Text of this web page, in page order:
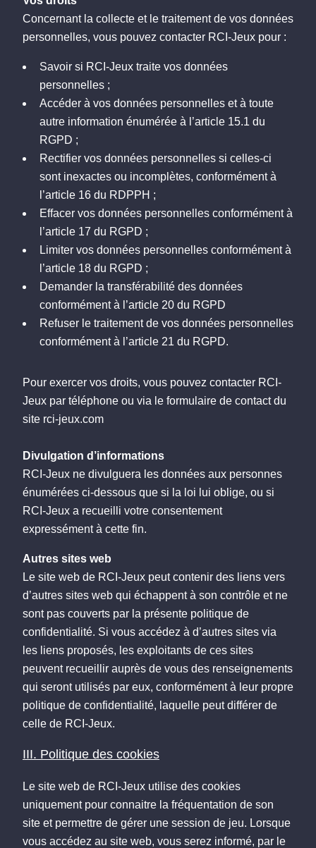
Concernant la collecte et le traitement de vos données
personnelles, vous pouvez contacter RCI-Jeux pour :
Savoir si RCI-Jeux traite vos données
personnelles ;
Accéder à vos données personnelles et à toute
autre information énumérée à l’article 15.1 du
RGPD ;
Rectifier vos données personnelles si celles-ci
sont inexactes ou incomplètes, conformément à
l’article 16 du RDPPH ;
Effacer vos données personnelles conformément à
l’article 17 du RGPD ;
Limiter vos données personnelles conformément à
l’article 18 du RGPD ;
Demander la transférabilité des données
conformément à l’article 20 du RGPD
Refuser le traitement de vos données personnelles
conformément à l’article 21 du RGPD.
Pour exercer vos droits, vous pouvez contacter RCI-
Jeux par téléphone ou via le formulaire de contact du
site rci-jeux.com
Divulgation d’informations
RCI-Jeux ne divulguera les données aux personnes
énumérées ci-dessous que si la loi lui oblige, ou si
RCI-Jeux a recueilli votre consentement
expressément à cette fin.
Autres sites web
Le site web de RCI-Jeux peut contenir des liens vers
d’autres sites web qui échappent à son contrôle et ne
sont pas couverts par la présente politique de
confidentialité. Si vous accédez à d’autres sites via
les liens proposés, les exploitants de ces sites
peuvent recueillir auprès de vous des renseignements
qui seront utilisés par eux, conformément à leur propre
politique de confidentialité, laquelle peut différer de
celle de RCI-Jeux.
III. Politique des cookies
Le site web de RCI-Jeux utilise des cookies
uniquement pour connaitre la fréquentation de son
site et permettre de gérer une session de jeu. Lorsque
vous accédez au site web, vous serez informé, par le